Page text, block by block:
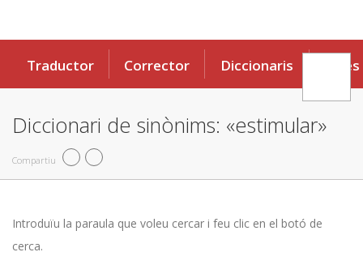
Traductor Corrector Diccionaris Eines
Diccionari de sinònims: «estimular»
Compartiu
Introduïu la paraula que voleu cercar i feu clic en el botó de
cerca.